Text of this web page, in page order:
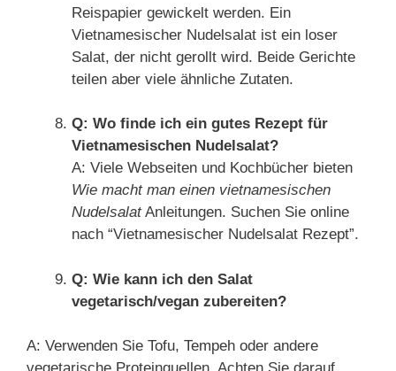
Reispapier gewickelt werden. Ein
Vietnamesischer Nudelsalat ist ein loser
Salat, der nicht gerollt wird. Beide Gerichte
teilen aber viele ähnliche Zutaten.
Q: Wo finde ich ein gutes Rezept für
Vietnamesischen Nudelsalat?
A: Viele Webseiten und Kochbücher bieten
Wie macht man einen vietnamesischen
NudelsalatAnleitungen. Suchen Sie online
nach “Vietnamesischer Nudelsalat Rezept”.
Q: Wie kann ich den Salat
vegetarisch/vegan zubereiten?
A: Verwenden Sie Tofu, Tempeh oder andere